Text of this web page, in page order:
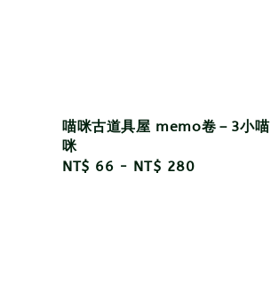
喵咪古道具屋 memo卷－3小喵
咪
Regular
NT$ 66 - NT$ 280